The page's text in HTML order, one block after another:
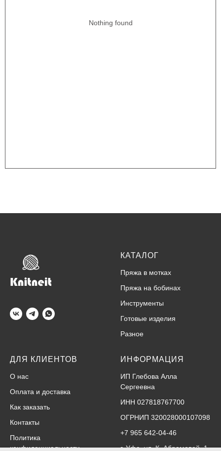
Nothing found
КАТАЛОГ
Пряжа в мотках
Пряжа на бобинах
Инструменты
Готовые изделия
Разное
ДЛЯ КЛИЕНТОВ
О нас
Оплата и доставка
Как заказать
Контакты
Политика
конфиденциальности
ИНФОРМАЦИЯ
ИП Глебова Алла
Сергеевна
ИНН 027818767700
ОГРНИП 320028000107098
+7 965 642-04-46
г. Уфа, ул. К. Абрамовой, 1,